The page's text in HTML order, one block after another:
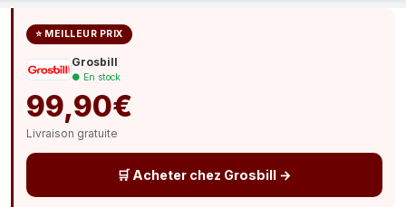
⭐ MEILLEUR PRIX
Grosbill
● En stock
99,90€
Livraison gratuite
🛒 Acheter chez Grosbill →